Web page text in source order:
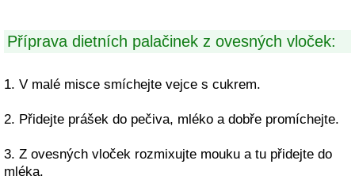
Příprava dietních palačinek z ovesných vloček:
1. V malé misce smíchejte vejce s cukrem.
2. Přidejte prášek do pečiva, mléko a dobře promíchejte.
3. Z ovesných vloček rozmixujte mouku a tu přidejte do
mléka.